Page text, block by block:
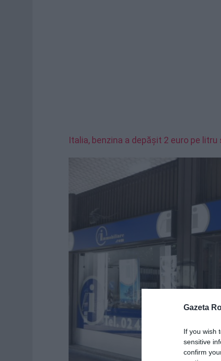
Gazeta
If you wish
sensitive
confirm
Italia, benzina a depășit 2 euro pe